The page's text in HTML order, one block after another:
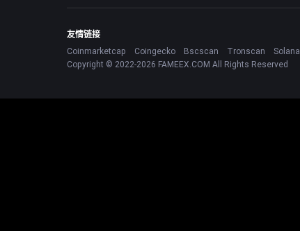
友情链接
Coinmarketcap
Coingecko Bscscan Tronscan Solana
Copyright © 2022-2026 FAMEEX.COM All Rights Reserved